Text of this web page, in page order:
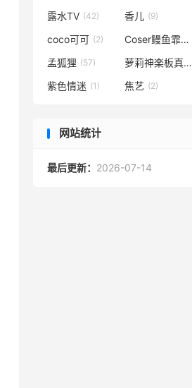
露水TV (42) 香儿 (9)
coco可可 (2) Coser鳗鱼霏儿
孟狐狸 (57) 萝莉神楽板真冬
紫色情迷 (1) 焦艺 (2)
网站统计
最后更新： 2026-07-14